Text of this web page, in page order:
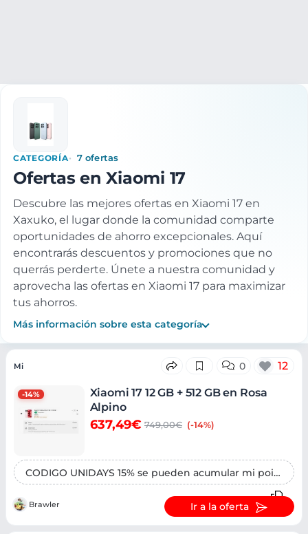
CATEGORÍA 7 ofertas
Ofertas en Xiaomi 17
Descubre las mejores ofertas en Xiaomi 17 en
Xaxuko, el lugar donde la comunidad comparte
oportunidades de ahorro excepcionales. Aquí
encontrarás descuentos y promociones que no
querrás perderte. Únete a nuestra comunidad y
aprovecha las ofertas en Xiaomi 17 para maximizar
tus ahorros.
Más información sobre esta categoría
Ofertas
-14%
Mi 0 12
Xiaomi 17 12 GB + 512 GB en Rosa
Alpino
637,49€ 749,00€ (-14%)
CODIGO UNIDAYS 15% se pueden acumular mi points
Brawler Ir a la oferta